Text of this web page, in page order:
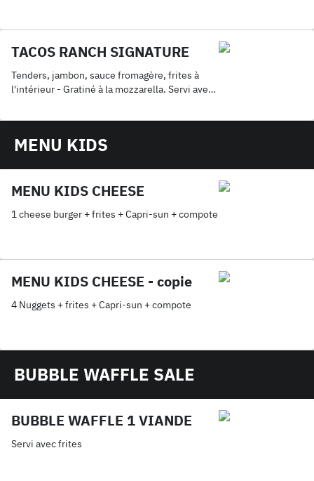
TACOS RANCH SIGNATURE
Tenders, jambon, sauce fromagère, frites à
l'intérieur - Gratiné à la mozzarella. Servi avec
MENU KIDS
MENU KIDS CHEESE
1 cheese burger + frites + Capri-sun + compote
MENU KIDS CHEESE - copie
4 Nuggets + frites + Capri-sun + compote
BUBBLE WAFFLE SALE
BUBBLE WAFFLE 1 VIANDE
Servi avec frites